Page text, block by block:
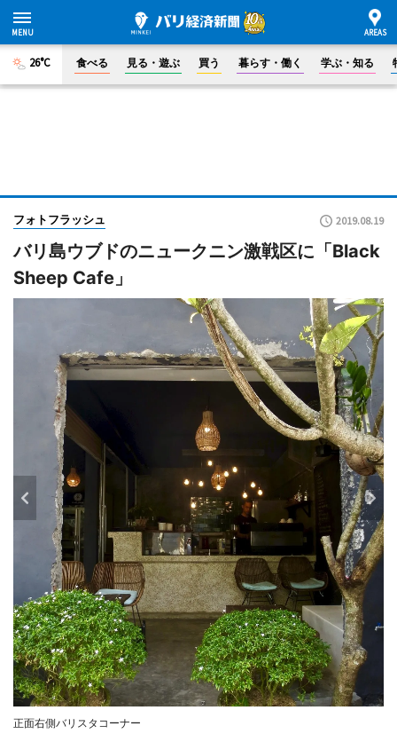
26°C 食べる 見る・遊ぶ 買う 暮らす・働く 学ぶ・知る
フォトフラッシュ 2019.08.19
バリ島ウブドのニュークニン激戦区に「Black
Sheep Cafe」
正面右側バリスタコーナー